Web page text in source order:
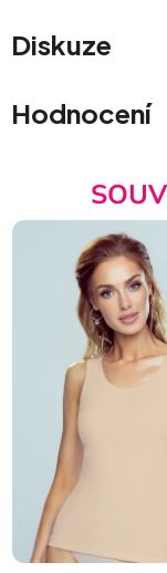
Diskuze
Hodnocení